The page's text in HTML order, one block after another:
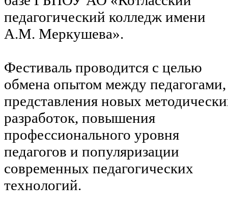
педагогический колледж имени
А.М. Меркушева».
Фестиваль проводится с целью
обмена опытом между педагогами,
представления новых
разработок, повышения
профессионального уровня
педагогов и популяризации
современных педагогических
технологий.